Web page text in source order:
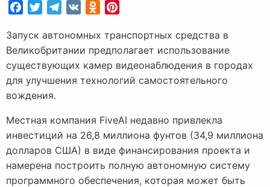
FacebookTwitterTelegram
VK Odnoklassniki
Запуск автономных транспортных средства в
Великобритании предполагает использование
существующих камер видеонаблюдения в городах
для улучшения технологий самостоятельного
вождения.
Местная компания FiveAI недавно привлекла
инвестиций на 26,8 миллиона фунтов (34,9 миллиона
долларов США) в виде финансирования проекта и
намерена построить полную автономную систему
программного обеспечения, которая может быть